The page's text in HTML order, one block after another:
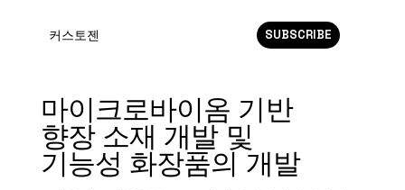
커스토젠 SUBSCRIBE
마이크로바이옴 기반
향장 소재 개발 및
기능성 화장품의 개발